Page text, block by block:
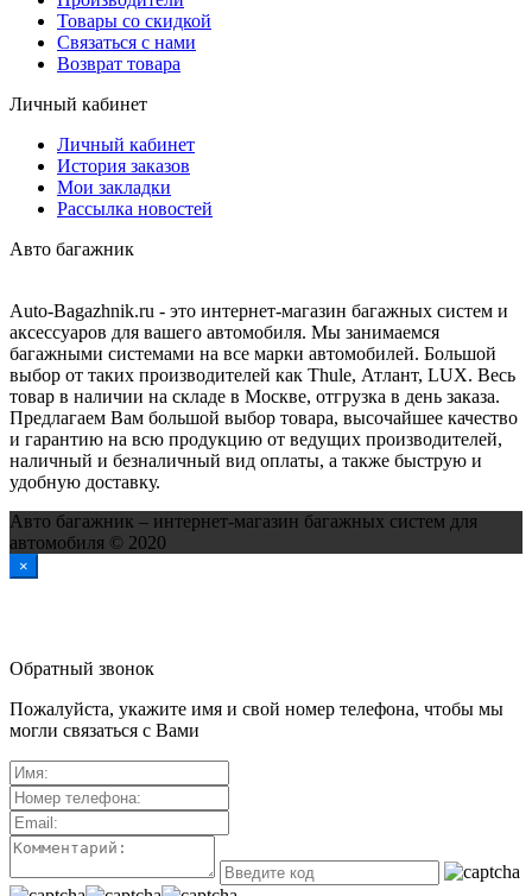
Товары со скидкой
Связаться с нами
Возврат товара
Личный кабинет
Личный кабинет
История заказов
Мои закладки
Рассылка новостей
Авто багажник
Auto-Bagazhnik.ru - это интернет-магазин багажных систем и
аксессуаров для вашего автомобиля. Мы занимаемся
багажными системами на все марки автомобилей. Большой
выбор от таких производителей как Thule, Атлант, LUX. Весь
товар в наличии на складе в Москве, отгрузка в день заказа.
Предлагаем Вам большой выбор товара, высочайшее качество
и гарантию на всю продукцию от ведущих производителей,
наличный и безналичный вид оплаты, а также быструю и
удобную доставку.
Авто багажник – интернет-магазин багажных систем для
автомобиля © 2020
×
Обратный звонок
Пожалуйста, укажите имя и свой номер телефона, чтобы мы
могли связаться с Вами